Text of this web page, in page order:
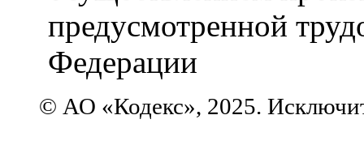
предусмотренной
Федерации
© АО «Кодекс», 2025.